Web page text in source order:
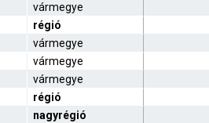
vármegye
régió
vármegye
vármegye
vármegye
régió
nagyrégió